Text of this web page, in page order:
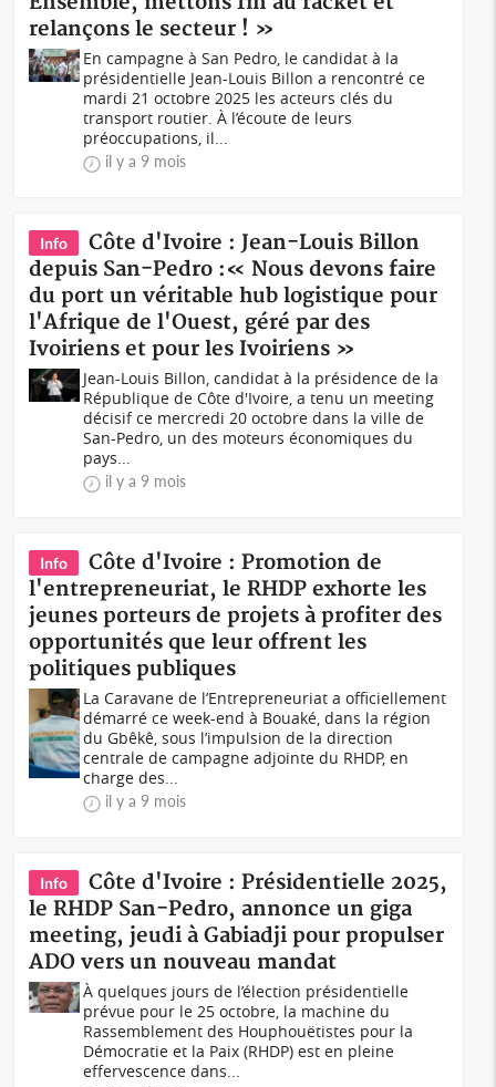
relançons le secteur ! »
En campagne à San Pedro, le candidat à la
présidentielle Jean-Louis Billon a rencontré ce
mardi 21 octobre 2025 les acteurs clés du
transport routier. À l’écoute de leurs
préoccupations, il...
il y a 9 mois
Info
Côte d'Ivoire : Jean-Louis Billon
depuis San-Pedro :« Nous devons faire
du port un véritable hub logistique pour
l'Afrique de l'Ouest, géré par des
Ivoiriens et pour les Ivoiriens »
Jean-Louis Billon, candidat à la présidence de la
République de Côte d'Ivoire, a tenu un meeting
décisif ce mercredi 20 octobre dans la ville de
San-Pedro, un des moteurs économiques du
pays...
il y a 9 mois
Info
Côte d'Ivoire : Promotion de
l'entrepreneuriat, le RHDP exhorte les
jeunes porteurs de projets à profiter des
opportunités que leur offrent les
politiques publiques
La Caravane de l’Entrepreneuriat a officiellement
démarré ce week-end à Bouaké, dans la région
du Gbêkê, sous l’impulsion de la direction
centrale de campagne adjointe du RHDP, en
charge des...
il y a 9 mois
Info
Côte d'Ivoire : Présidentielle 2025,
le RHDP San-Pedro, annonce un giga
meeting, jeudi à Gabiadji pour propulser
ADO vers un nouveau mandat
À quelques jours de l’élection présidentielle
prévue pour le 25 octobre, la machine du
Rassemblement des Houphouëtistes pour la
Démocratie et la Paix (RHDP) est en pleine
effervescence dans...